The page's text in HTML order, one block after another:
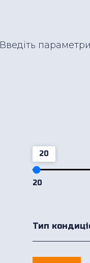
Введіть
20
20